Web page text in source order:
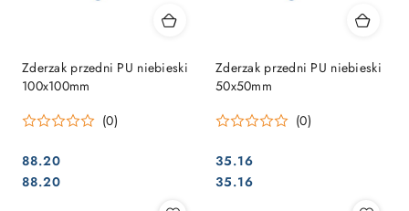
Zderzak przedni PU niebieski
100x100mm
(0)
Cena:
88.20
Cena:
88.20
Zderzak przedni PU niebieski
50x50mm
(0)
Cena:
35.16
Cena:
35.16